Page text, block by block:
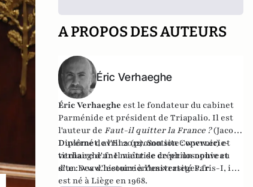
A PROPOS DES AUTEURS
Éric Verhaeghe
Éric Verhaeghe est le fondateur du cabinet
Parménide et président deTriapalio. Il est
l'auteur de Faut-il quitter la France ?(Jacob-
Duvernet, avril 2012). Son site :www.eric-
verhaeghe.frIl vient de créer un nouveau
site :www.lecourrierdesstrateges.fr
Diplômé de l'Ena (promotion Copernic) et
titulaire d'une maîtrise de philosophie et
d'un Dea d'histoire à l'université Paris-I, il
est né à Liège en 1968.